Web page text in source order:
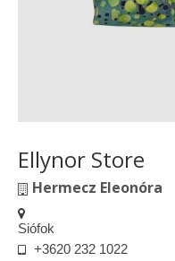
Ellynor Store
Hermecz Eleonóra
Siófok
+3620 232 1022